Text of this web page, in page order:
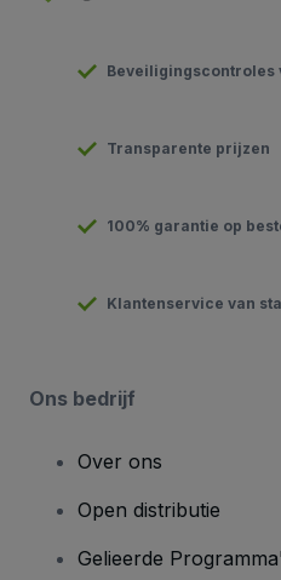
Beveiligingscontroles
Transparente prijzen
100% garantie op
Klantenservice van
Ons bedrijf
Over ons
Open distributie
Gelieerde